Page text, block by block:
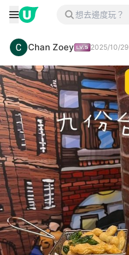
Chan Zoey 2025/10/29